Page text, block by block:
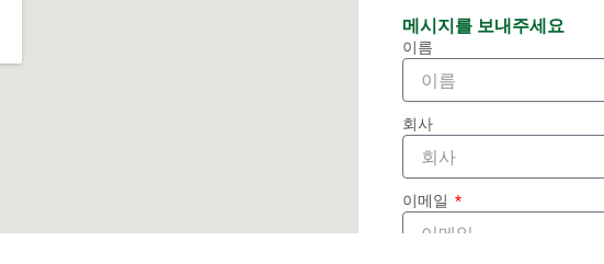
메시지를 보내주세요
이름
회사
이메일